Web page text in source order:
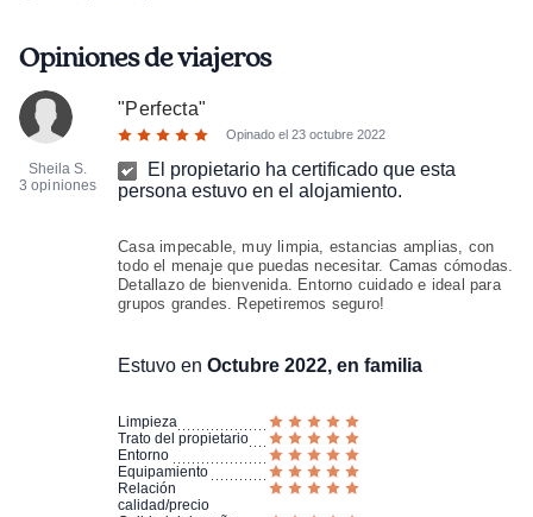
Opiniones de viajeros
Sheila S.
3 opiniones
"Perfecta"
Opinado el23 octubre 2022
El propietario ha certificado que esta
persona estuvo en el alojamiento.
Casa impecable, muy limpia, estancias amplias, con
todo el menaje que puedas necesitar. Camas cómodas.
Detallazo de bienvenida. Entorno cuidado e ideal para
grupos grandes. Repetiremos seguro!
Estuvo enOctubre 2022, en familia
Limpieza
Trato del propietario
Entorno
Equipamiento
Relación
calidad/precio